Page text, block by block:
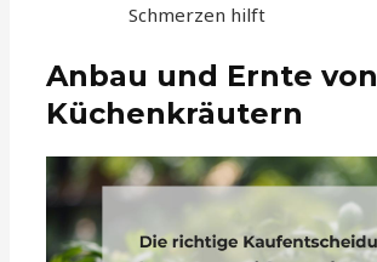
Schmerzen hilft
Anbau und Ernte von
Küchenkräutern